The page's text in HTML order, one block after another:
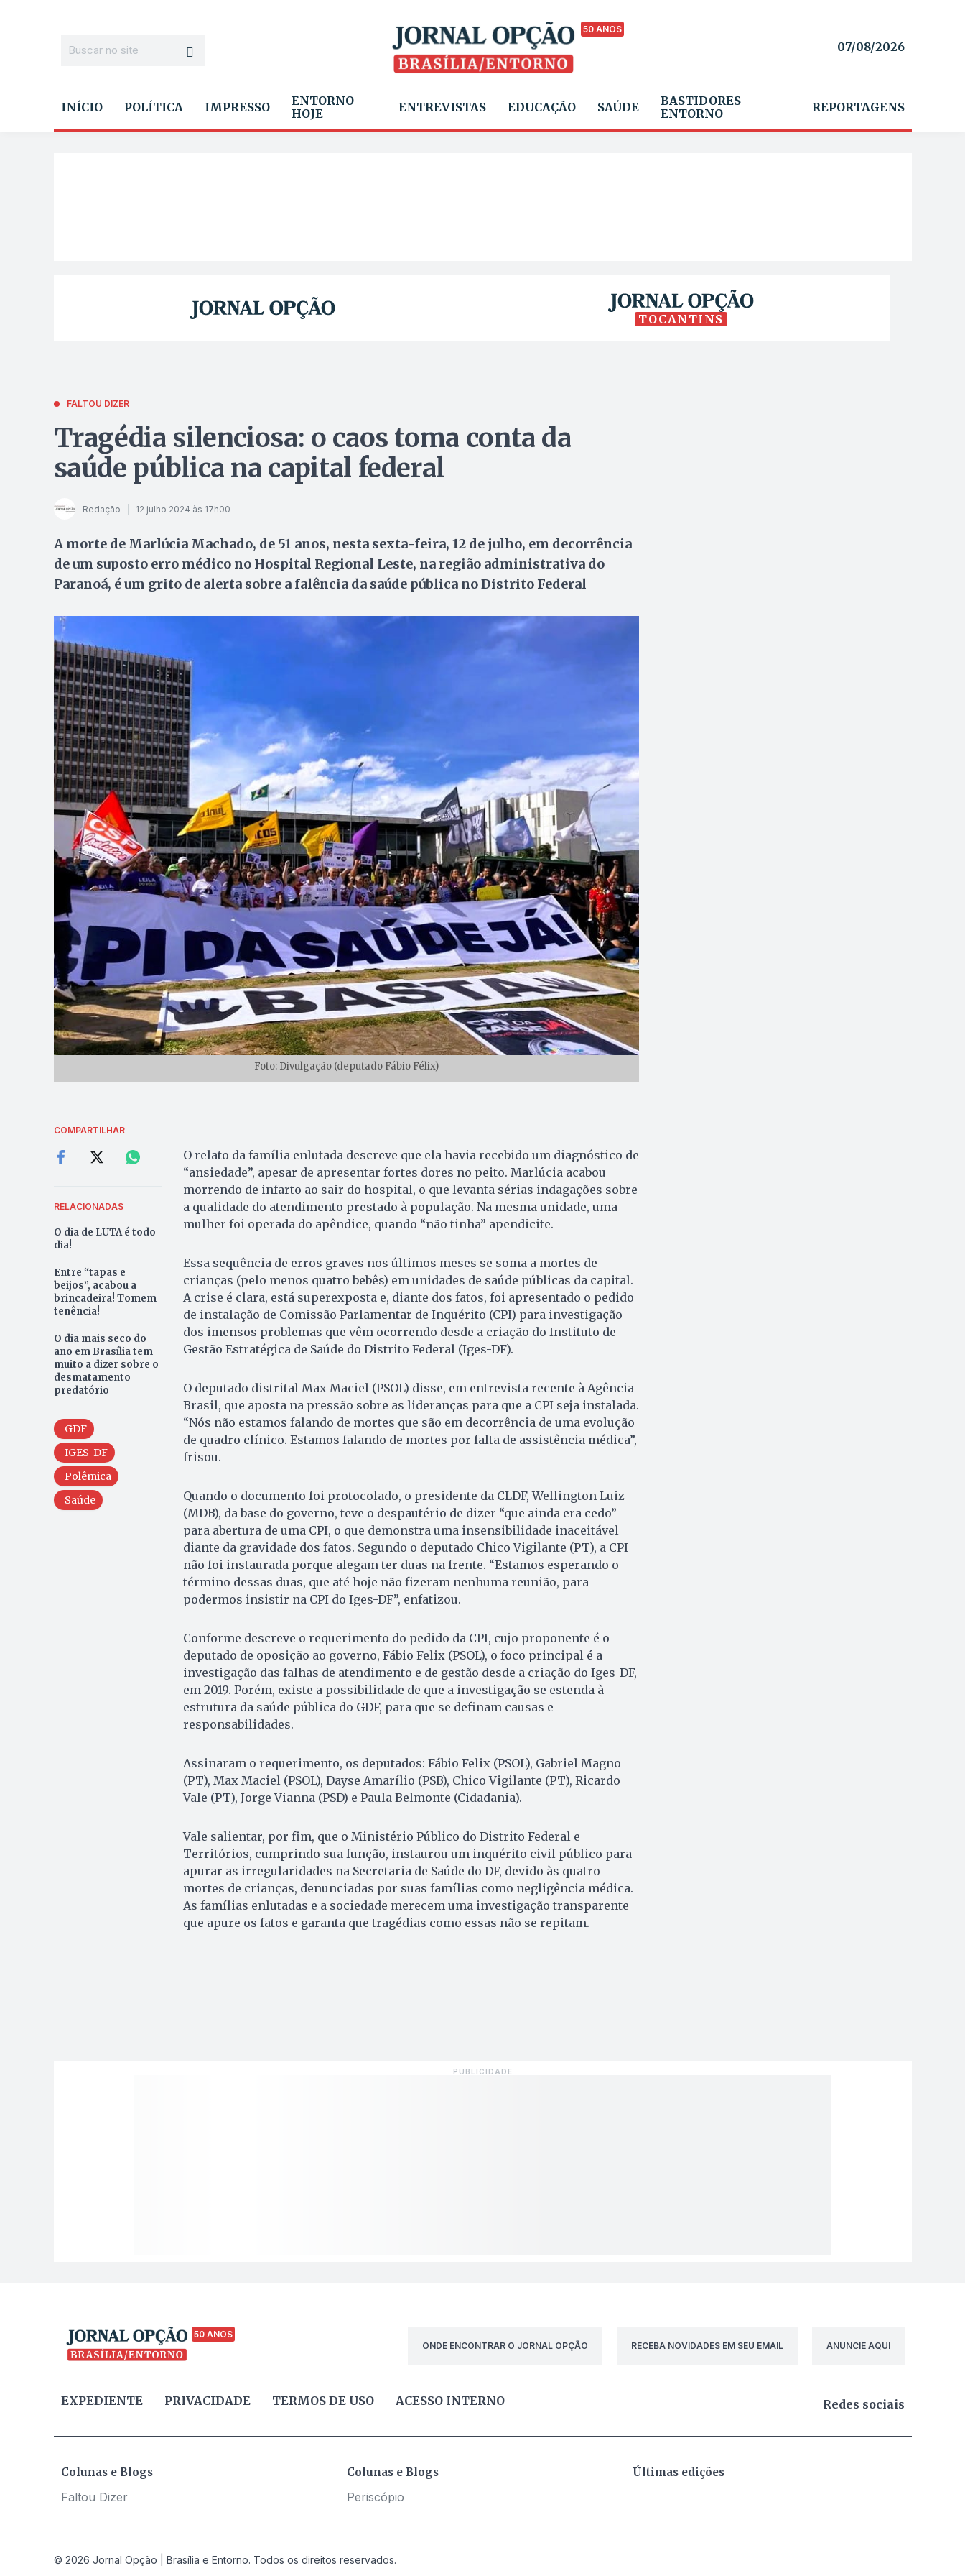
50 ANOS
07/08/2026
INÍCIO POLÍTICA IMPRESSO
ENTORNO
HOJE
ENTREVISTAS EDUCAÇÃO SAÚDE
BASTIDORES
ENTORNO
REPORTAGENS
TOCANTINS
FALTOU DIZER
Tragédia silenciosa: o caos toma conta da
saúde pública na capital federal
Redação 12 julho 2024 às 17h00
A morte de Marlúcia Machado, de 51 anos, nesta sexta-feira, 12 de julho, em decorrência
de um suposto erro médico no Hospital Regional Leste, na região administrativa do
Paranoá, é um grito de alerta sobre a falência da saúde pública no Distrito Federal
Foto: Divulgação (deputado Fábio Félix)
COMPARTILHAR
RELACIONADAS
O dia de LUTA é todo
dia!
Entre “tapas e
beijos”, acabou a
brincadeira! Tomem
tenência!
O dia mais seco do
ano em Brasília tem
muito a dizer sobre o
desmatamento
predatório
GDF
IGES-DF
Polêmica
Saúde
O relato da família enlutada descreve que ela havia recebido um diagnóstico de
“ansiedade”, apesar de apresentar fortes dores no peito. Marlúcia acabou
morrendo de infarto ao sair do hospital, o que levanta sérias indagações sobre
a qualidade do atendimento prestado à população. Na mesma unidade, uma
mulher foi operada do apêndice, quando “não tinha” apendicite.
Essa sequência de erros graves nos últimos meses se soma a mortes de
crianças (pelo menos quatro bebês) em unidades de saúde públicas da capital.
A crise é clara, está superexposta e, diante dos fatos, foi apresentado o pedido
de instalação de Comissão Parlamentar de Inquérito (CPI) para investigação
dos imensos problemas que vêm ocorrendo desde a criação do Instituto de
Gestão Estratégica de Saúde do Distrito Federal (Iges-DF).
O deputado distrital Max Maciel (PSOL) disse, em entrevista recente à Agência
Brasil, que aposta na pressão sobre as lideranças para que a CPI seja instalada.
“Nós não estamos falando de mortes que são em decorrência de uma evolução
de quadro clínico. Estamos falando de mortes por falta de assistência médica”,
frisou.
Quando o documento foi protocolado, o presidente da CLDF, Wellington Luiz
(MDB), da base do governo, teve o despautério de dizer “que ainda era cedo”
para abertura de uma CPI, o que demonstra uma insensibilidade inaceitável
diante da gravidade dos fatos. Segundo o deputado Chico Vigilante (PT), a CPI
não foi instaurada porque alegam ter duas na frente. “Estamos esperando o
término dessas duas, que até hoje não fizeram nenhuma reunião, para
podermos insistir na CPI do Iges-DF”, enfatizou.
Conforme descreve o requerimento do pedido da CPI, cujo proponente é o
deputado de oposição ao governo, Fábio Felix (PSOL), o foco principal é a
investigação das falhas de atendimento e de gestão desde a criação do Iges-DF,
em 2019. Porém, existe a possibilidade de que a investigação se estenda à
estrutura da saúde pública do GDF, para que se definam causas e
responsabilidades.
Assinaram o requerimento, os deputados: Fábio Felix (PSOL), Gabriel Magno
(PT), Max Maciel (PSOL), Dayse Amarílio (PSB), Chico Vigilante (PT), Ricardo
Vale (PT), Jorge Vianna (PSD) e Paula Belmonte (Cidadania).
Vale salientar, por fim, que o Ministério Público do Distrito Federal e
Territórios, cumprindo sua função, instaurou um inquérito civil público para
apurar as irregularidades na Secretaria de Saúde do DF, devido às quatro
mortes de crianças, denunciadas por suas famílias como negligência médica.
As famílias enlutadas e a sociedade merecem uma investigação transparente
que apure os fatos e garanta que tragédias como essas não se repitam.
50 ANOS
ONDE ENCONTRAR O JORNAL OPÇÃO
RECEBA NOVIDADES EM SEU EMAIL ANUNCIE AQUI
EXPEDIENTE PRIVACIDADE TERMOS DE USO ACESSO INTERNO Redes sociais
Colunas e Blogs
Faltou Dizer
Colunas e Blogs
Periscópio
Últimas edições
© 2026 Jornal Opção | Brasília e Entorno. Todos os direitos reservados.